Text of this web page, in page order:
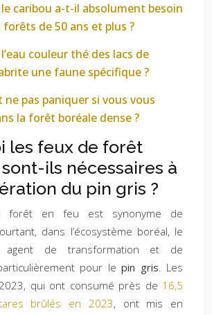
caribou a-t-il absolument besoin
forêts de 50 ans et plus ?
couleur thé des lacs de
une faune spécifique ?
ne pas paniquer si vous vous
la forêt boréale dense ?
les feux de forêt
ils nécessaires à
du pin gris ?
forêt en feu est synonyme de
dans l’écosystème boréal, le
de transformation et de
pour le pin gris. Les
qui ont consumé près de 16,5
brûlés en 2023, ont mis en